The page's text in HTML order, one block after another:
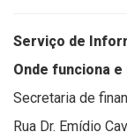
Serviço de
Onde funciona
Secretaria de
Rua Dr. Emídio